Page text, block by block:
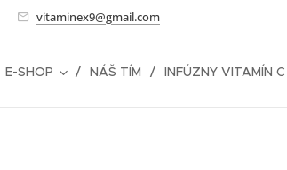
vitaminex9@gmail.com
E-SHOP NÁŠ TÍM INFÚZNY VITAMÍN C